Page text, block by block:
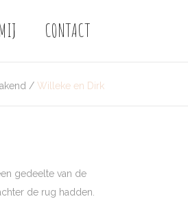
CONTACT
/ Willeke en Dirk
gedeelte van de
de rug hadden.